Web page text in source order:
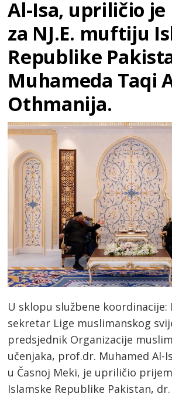
Al-Isa, upriličio
za NJ.E. muftiju
Republike
Muhameda Taqi
Othmanija.
U sklopu službene koordinacije:
sekretar Lige muslimanskog
predsjednik Organizacije
učenjaka, prof.dr. Muhamed Al-
u Časnoj Meki, je upriličio
Islamske Republike Pakistan,